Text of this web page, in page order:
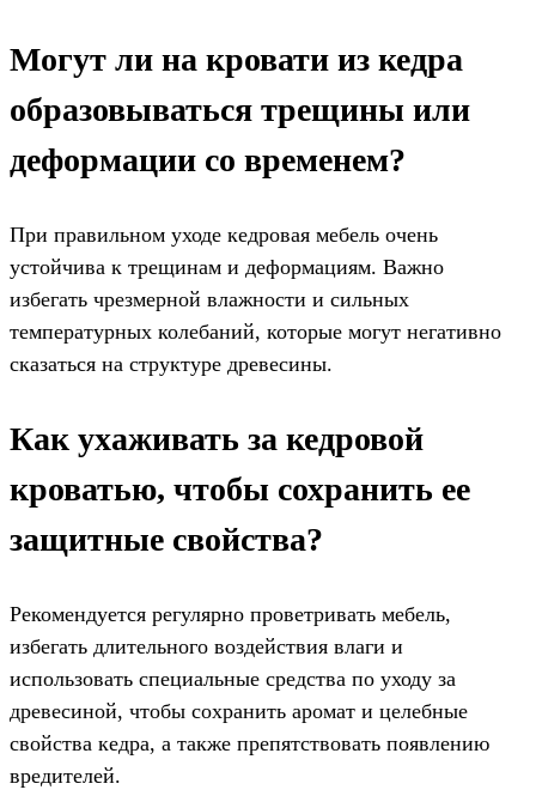
Могут ли на кровати из кедра
образовываться трещины или
деформации со временем?
При правильном уходе кедровая мебель очень
устойчива к трещинам и деформациям. Важно
избегать чрезмерной влажности и сильных
температурных колебаний, которые могут негативно
сказаться на структуре древесины.
Как ухаживать за кедровой
кроватью, чтобы сохранить ее
защитные свойства?
Рекомендуется регулярно проветривать мебель,
избегать длительного воздействия влаги и
использовать специальные средства по уходу за
древесиной, чтобы сохранить аромат и целебные
свойства кедра, а также препятствовать появлению
вредителей.